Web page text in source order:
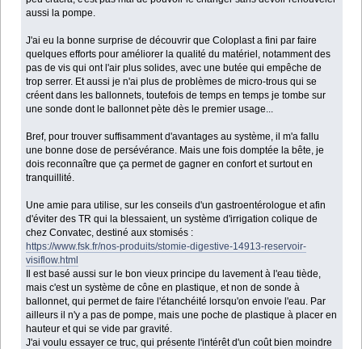
aussi la pompe.
J'ai eu la bonne surprise de découvrir que Coloplast a fini par faire
quelques efforts pour améliorer la qualité du matériel, notamment des
pas de vis qui ont l'air plus solides, avec une butée qui empêche de
trop serrer. Et aussi je n'ai plus de problèmes de micro-trous qui se
créent dans les ballonnets, toutefois de temps en temps je tombe sur
une sonde dont le ballonnet pète dès le premier usage...
Bref, pour trouver suffisamment d'avantages au système, il m'a fallu
une bonne dose de persévérance. Mais une fois domptée la bête, je
dois reconnaître que ça permet de gagner en confort et surtout en
tranquillité.
Une amie para utilise, sur les conseils d'un gastroentérologue et afin
d'éviter des TR qui la blessaient, un système d'irrigation colique de
chez Convatec, destiné aux stomisés :
https://www.fsk.fr/nos-produits/stomie-digestive-14913-reservoir-
visiflow.html
Il est basé aussi sur le bon vieux principe du lavement à l'eau tiède,
mais c'est un système de cône en plastique, et non de sonde à
ballonnet, qui permet de faire l'étanchéité lorsqu'on envoie l'eau. Par
ailleurs il n'y a pas de pompe, mais une poche de plastique à placer en
hauteur et qui se vide par gravité.
J'ai voulu essayer ce truc, qui présente l'intérêt d'un coût bien moindre